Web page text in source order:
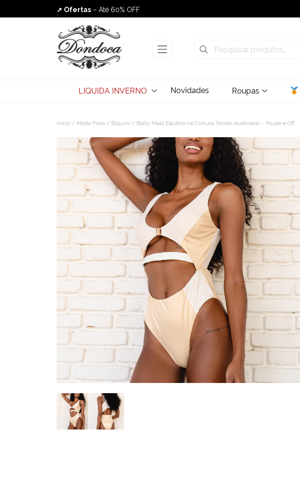
➚ Ofertas – Até 60% OFF
Envio Rápido
➚
LIQUIDA INVERNO Novidades Roupas
Início / Moda Praia / Biquíni / Body Maiô Elástico na Cintura Tecido Acetinado – Nude e Off